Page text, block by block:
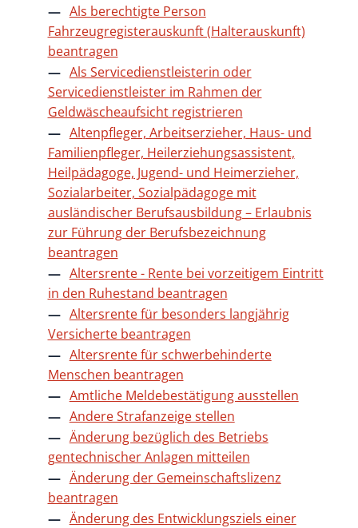
Als berechtigte Person
Fahrzeugregisterauskunft (Halterauskunft)
beantragen
Als Servicedienstleisterin oder
Servicedienstleister im Rahmen der
Geldwäscheaufsicht registrieren
Altenpfleger, Arbeitserzieher, Haus- und
Familienpfleger, Heilerziehungsassistent,
Heilpädagoge, Jugend- und Heimerzieher,
Sozialarbeiter, Sozialpädagoge mit
ausländischer Berufsausbildung – Erlaubnis
zur Führung der Berufsbezeichnung
beantragen
Altersrente - Rente bei vorzeitigem Eintritt
in den Ruhestand beantragen
Altersrente für besonders langjährig
Versicherte beantragen
Altersrente für schwerbehinderte
Menschen beantragen
Amtliche Meldebestätigung ausstellen
Andere Strafanzeige stellen
Änderung bezüglich des Betriebs
gentechnischer Anlagen mitteilen
Änderung der Gemeinschaftslizenz
beantragen
Änderung des Entwicklungsziels einer